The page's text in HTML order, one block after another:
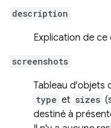
description
Explication de ce
screenshots
Tableau d'objets
type et sizes
destiné à